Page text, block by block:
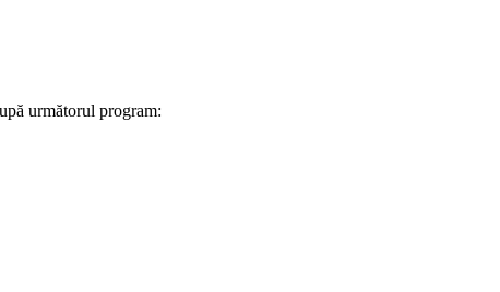
următorul program: